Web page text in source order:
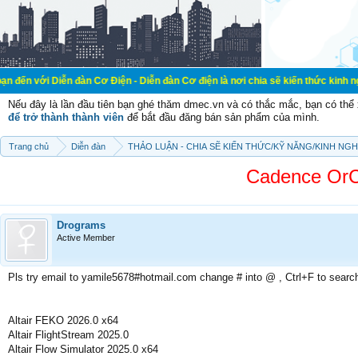
đàn Cơ Điện - Diễn đàn Cơ điện là nơi chia sẽ kiến thức kinh nghiệm
Nếu đây là lần đầu tiên bạn ghé thăm dmec.vn và có thắc mắc, bạn có
để trở thành thành viên để bắt đầu đăng bán sản phẩm của mình.
Trang chủ Diễn đàn THẢO LUẬN - CHIA SẼ KIẾN THỨC/KỸ NĂNG/KINH
Cadence
Drograms
Active Member
Pls try email to yamile5678#hotmail.com change # into @ , Ctrl+F to
Altair FEKO 2026.0 x64
Altair FlightStream 2025.0
Altair Flow Simulator 2025.0 x64